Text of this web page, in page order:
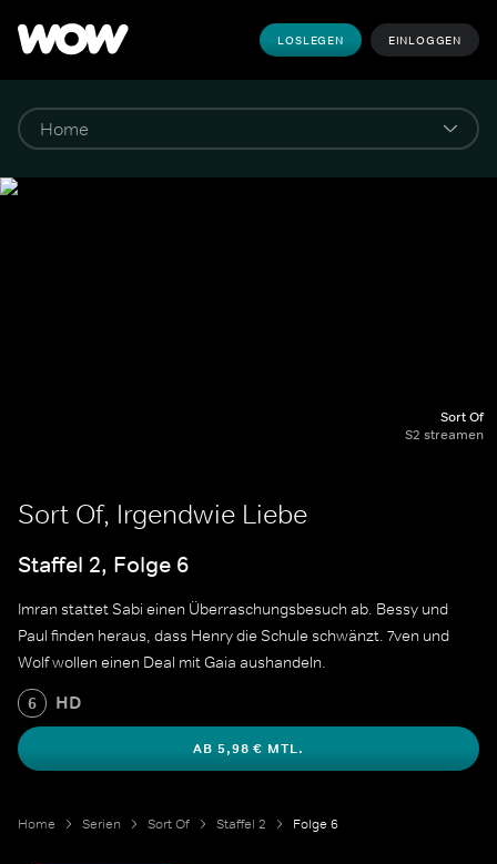
LOSLEGEN EINLOGGEN
Sort Of
S2 streamen
Sort Of, Irgendwie Liebe
Staffel 2, Folge 6
Imran stattet Sabi einen Überraschungsbesuch ab. Bessy und
Paul finden heraus, dass Henry die Schule schwänzt. 7ven und
Wolf wollen einen Deal mit Gaia aushandeln.
6 HD
AB 5,98 € MTL.
Home Serien Sort Of Staffel 2 Folge 6